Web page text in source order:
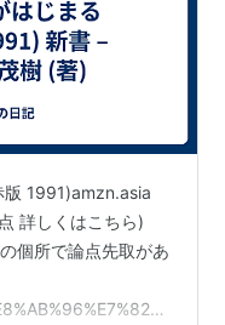
版 1991)amzn.asia
詳しくはこちら)
個所で論点先取があ